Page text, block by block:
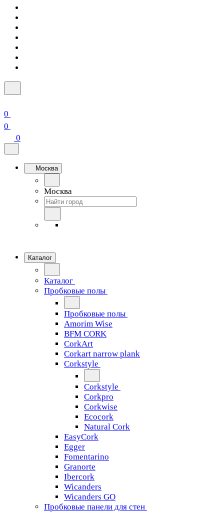
0
0
0
Москва
Москва
Каталог
Каталог
Пробковые полы
Пробковые полы
Amorim Wise
BFM CORK
CorkArt
Corkart narrow plank
Corkstyle
Corkstyle
Corkpro
Corkwise
Ecocork
Natural Cork
EasyCork
Egger
Fomentarino
Granorte
Ibercork
Wicanders
Wicanders GO
Пробковые панели для стен